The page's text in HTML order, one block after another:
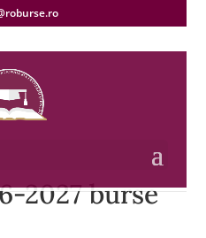
2027 burse